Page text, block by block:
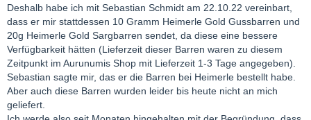
Deshalb habe ich mit Sebastian Schmidt am 22.10.22 vereinbart,
dass er mir stattdessen 10 Gramm Heimerle Gold Gussbarren und
20g Heimerle Gold Sargbarren sendet, da diese eine bessere
Verfügbarkeit hätten (Lieferzeit dieser Barren waren zu diesem
Zeitpunkt im Aurunumis Shop mit Lieferzeit 1-3 Tage angegeben).
Sebastian sagte mir, das er die Barren bei Heimerle bestellt habe.
Aber auch diese Barren wurden leider bis heute nicht an mich
geliefert.